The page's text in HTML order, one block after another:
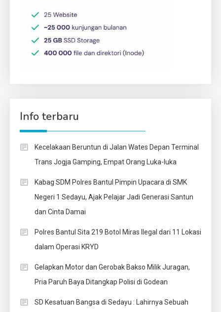
Info terbaru
Kecelakaan Beruntun di Jalan Wates Depan Terminal
Trans Jogja Gamping, Empat Orang Luka-luka
Kabag SDM Polres Bantul Pimpin Upacara di SMK
Negeri 1 Sedayu, Ajak Pelajar Jadi Generasi Santun
dan Cinta Damai
Polres Bantul Sita 219 Botol Miras Ilegal dari 11 Lokasi
dalam Operasi KRYD
Gelapkan Motor dan Gerobak Bakso Milik Juragan,
Pria Paruh Baya Ditangkap Polisi di Godean
SD Kesatuan Bangsa di Sedayu : Lahirnya Sebuah